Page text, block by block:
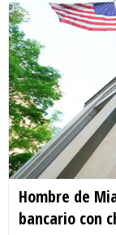
Hombre de
bancario con